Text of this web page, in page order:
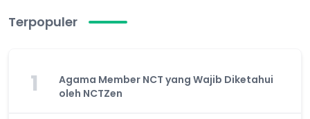
Terpopuler
1
Agama Member NCT yang Wajib Diketahui
oleh NCTZen